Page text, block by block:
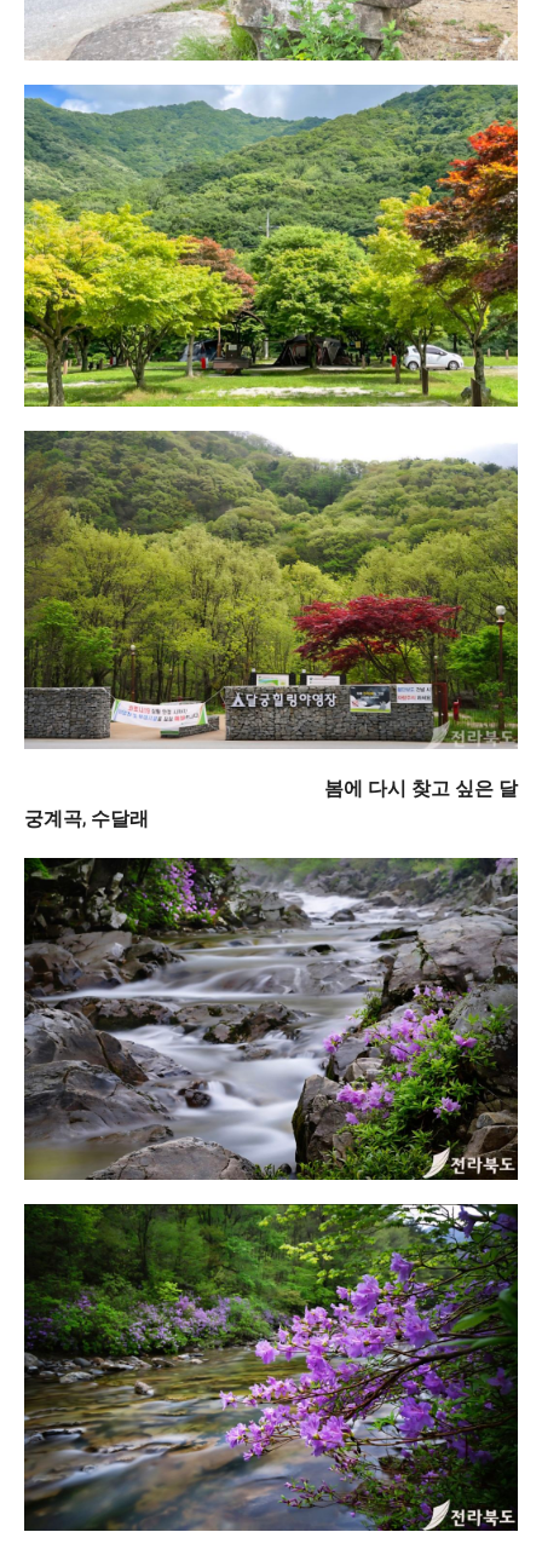
봄에 다시 찾고 싶은 달
궁계곡, 수달래